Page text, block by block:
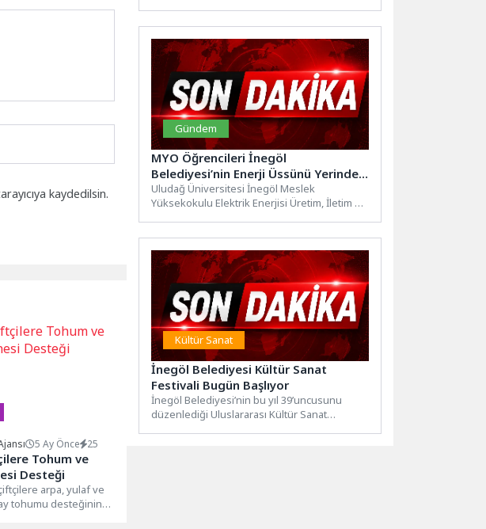
kaydedilsin.
5 Ay Önce 25
Tohum ve
Desteği
arpa, yulaf ve
tohumu desteğinin
Gündem
MYO Öğrencileri İnegöl
Belediyesi’nin Enerji Üssünü Yerinde
İnceledi
Uludağ Üniversitesi İnegöl Meslek
Yüksekokulu Elektrik Enerjisi Üretim, İletim ve
Kültür Sanat
İnegöl Belediyesi Kültür Sanat
Festivali Bugün Başlıyor
İnegöl Belediyesi’nin bu yıl 39’uncusunu
düzenlediği Uluslararası Kültür Sanat